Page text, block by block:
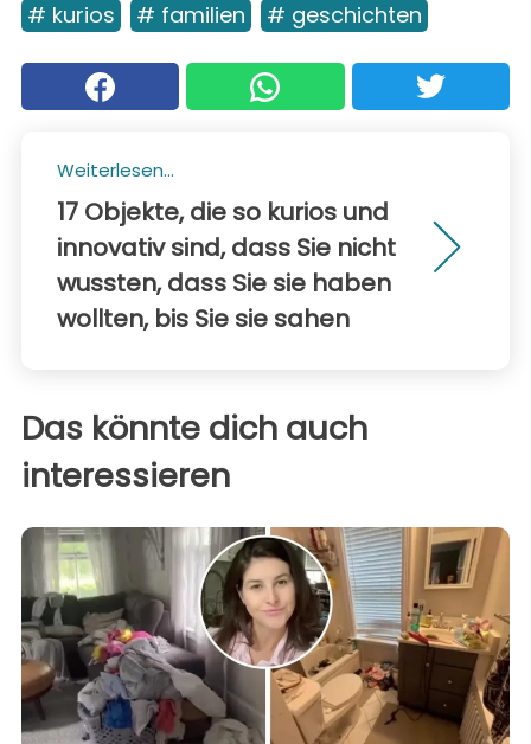
# kurios # familien # geschichten
Weiterlesen...
17 Objekte, die so kurios und
innovativ sind, dass Sie nicht
wussten, dass Sie sie haben
wollten, bis Sie sie sahen
Das könnte dich auch
interessieren